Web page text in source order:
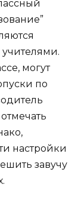
могут
по
настройки
завучу